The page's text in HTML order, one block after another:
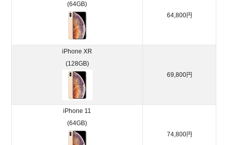
6.2.
総括：
(64GB)
64,800円
iPhone XR
(128GB)
69,800円
iPhone 11
(64GB)
74,800円